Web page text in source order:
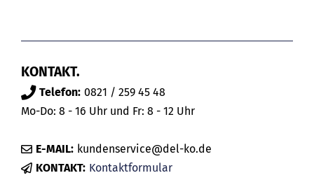
KONTAKT.
Telefon: 0821 / 259 45 48
Mo-Do: 8 - 16 Uhr und Fr: 8 - 12 Uhr
E-MAIL: kundenservice@del-ko.de
KONTAKT: Kontaktformular